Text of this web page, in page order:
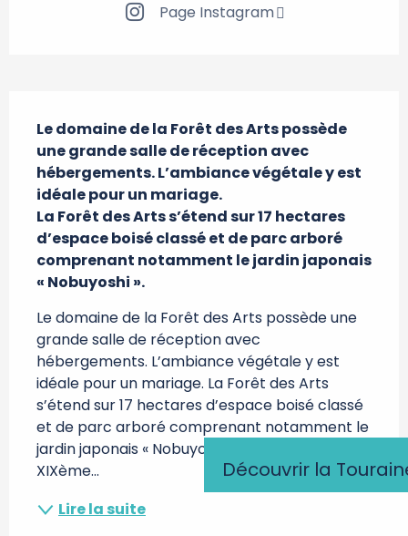
Découvrir la
Page Instagram
Le domaine de la Forêt des Arts possède
une grande salle de réception avec
hébergements. L’ambiance végétale y est
idéale pour un mariage.
La Forêt des Arts s’étend sur 17 hectares
d’espace boisé classé et de parc arboré
comprenant notamment le jardin japonais
« Nobuyoshi ».
Le domaine de la Forêt des Arts possède une
grande salle de réception avec
hébergements. L’ambiance végétale y est
idéale pour un mariage. La Forêt des Arts
s’étend sur 17 hectares d’espace boisé classé
et de parc arboré comprenant notamment le
jardin japonais « Nobuyoshi ». Datant du
XIXème...
Lire la suite